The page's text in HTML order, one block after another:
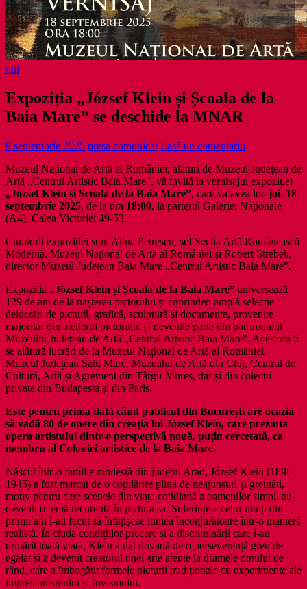
util
Expoziția „József Klein și Școala de la
Baia Mare” se deschide la MNAR
9 septembrie 2025 presa comunicat Lasă un comentariu
Muzeul Național de Artă al României, alături de Muzeul Județean de
Artă „Centrul Artistic Baia Mare”, vă invită la vernisajul expoziției
„József Klein și Școala de la Baia Mare”, care va avea loc joi, 18
septembrie 2025, de la ora 18:00, la parterul Galeriei Naționale
(A4), Calea Victoriei 49-53.
Curatorii expoziției sunt Alina Petrescu, șef Secția Artă Românească
Modernă, Muzeul Național de Artă al României și Robert Strebeli,
director Muzeul Județean Baia Mare „Centrul Artistic Baia Mare”.
Expoziția „József Klein și Școala de la Baia Mare” aniversează
129 de ani de la nașterea pictorului și cuprindeo amplă selecție
delucrări de pictură, grafică, sculptură și documente, provenite
majoritar din atelierul pictorului și devenite parte din patrimoniul
Muzeului Județean de Artă „Centrul Artistic Baia Mare”. Acestora li
se alătură lucrări de la Muzeul Național de Artă al României,
Muzeul Județean Satu Mare, Muzeului de Artă din Cluj, Centrul de
Cultură, Artă și Agrement din Târgu-Mureș, dar și din colecții
private din Budapesta și din Paris.
Este pentru prima dată când publicul din București are ocazia
să vadă 80 de opere din creația lui József Klein, care prezintă
opera artistului dintr-o perspectivă nouă, puțin cercetată, ca
membru al Coloniei artistice de la Baia Mare.
Născut într-o familie modestă din județul Arad, József Klein (1896-
1945) a fost marcat de o copilărire plină de neajunsuri și greutăți,
motiv pentru care scenele din viața cotidiană a oamenilor simpli au
devenit o temă recurentă în pictura sa. Suferințele celor mulți din
primii ani l-au făcut să înfățișeze lumea înconjurătoare într-o manieră
realistă. În ciuda condițiilor precare și a discriminării care l-au
urmărit toată viața, Klein a dat dovadă de o perseverență greu de
egalat și a devenit creatorul unei arte atente la dramele omului de
rând, care a îmbogățit formele picturii tradiționale cu experimente ale
impresionismului și fovismului.